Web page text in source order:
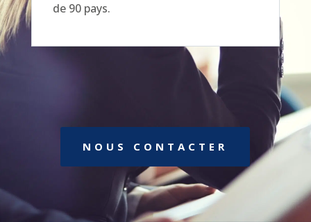
de 90 pays.
NOUS CONTACTER